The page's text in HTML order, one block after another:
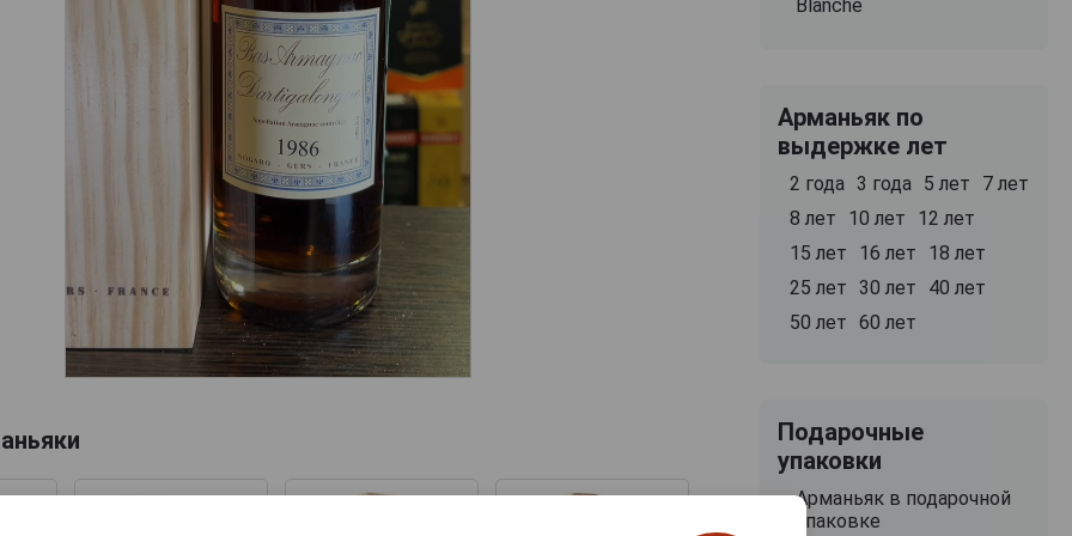
Blanche
Арманьяк по
выдержке лет
2 года 3 года 5 лет
7 лет
8 лет
10 лет
12 лет
15 лет
16 лет
18 лет
25 лет 30 лет
40 лет
50 лет 60 лет
Подарочные
упаковки
Арманьяк в подарочной
упаковке